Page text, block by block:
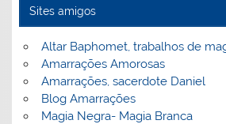
Sites amigos
Altar Baphomet, trabalhos de
Amarrações Amorosas
Amarrações, sacerdote Daniel
Blog Amarrações
Magia Negra- Magia Branca